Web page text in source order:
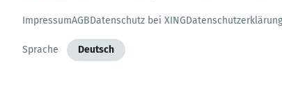
ImpressumAGBDatenschutz bei XINGDatenschutzerklärung
Sprache Deutsch